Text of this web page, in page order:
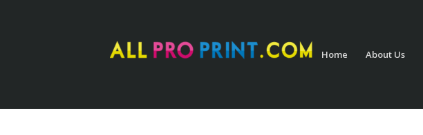
Home About Us